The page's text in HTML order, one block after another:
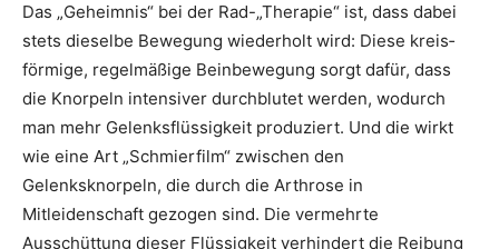
Das „Geheimnis“ bei der Rad-„Therapie“ ist, dass dabei
stets dieselbe Bewegung wiederholt wird: Diese kreis­
förmige, regelmäßige Beinbe­wegung sorgt dafür, dass
die Knorpeln intensiver durchblutet werden, wodurch
man mehr Gelenksflüssigkeit produziert. Und die wirkt
wie eine Art „Schmierfilm“ zwischen den
Gelenksknorpeln, die durch die Arthrose in
Mitleidenschaft gezogen sind. Die vermehrte
Ausschüttung dieser Flüssigkeit verhindert die Reibung